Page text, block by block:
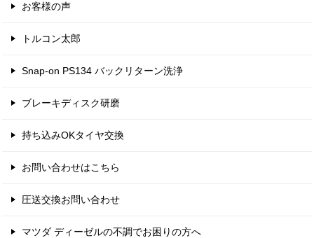
お客様の声
トルコン太郎
Snap-on PS134 バックリターン洗浄
ブレーキディスク研磨
持ち込みOKタイヤ交換
お問い合わせはこちら
圧送交換お問い合わせ
マツダ ディーゼルの不調でお困りの方へ